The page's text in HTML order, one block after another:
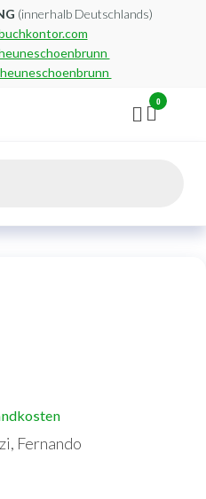
(innerhalb Deutschlands)
0
Fernando